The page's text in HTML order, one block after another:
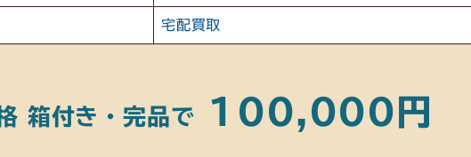
宅配買取
箱付き・完品で 100,000円